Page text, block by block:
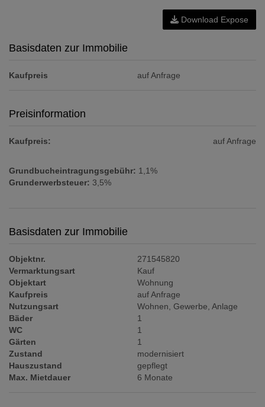
Download Expose
Basisdaten zur Immobilie
Kaufpreis auf Anfrage
Preisinformation
Kaufpreis: auf Anfrage
Grundbucheintragungsgebühr: 1,1%
Grunderwerbsteuer: 3,5%
Basisdaten zur Immobilie
Objektnr.
271545820
Vermarktungsart
Kauf
Objektart
Wohnung
Kaufpreis
auf Anfrage
Nutzungsart
Wohnen Gewerbe Anlage
Bäder
1
WC
1
Gärten
1
Zustand
modernisiert
Hauszustand
gepflegt
Max. Mietdauer
6 Monate